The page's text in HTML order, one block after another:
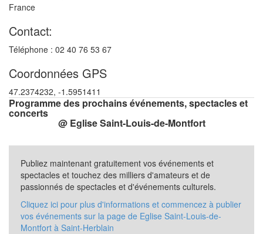
France
Contact:
Téléphone : 02 40 76 53 67
Coordonnées GPS
47.2374232, -1.5951411
Programme des prochains événements, spectacles et
concerts
@ Eglise Saint-Louis-de-Montfort
Publiez maintenant gratuitement vos événements et
spectacles et touchez des milliers d'amateurs et de
passionnés de spectacles et d'événements culturels.
Cliquez ici pour plus d'informations et commencez à publier
vos événements sur la page de Eglise Saint-Louis-de-
Montfort à Saint-Herblain